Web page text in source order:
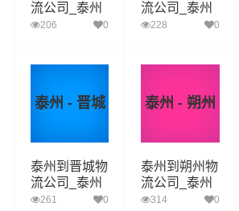
流公司_泰州
到大同货运_
206 0
流公司_泰州
到阳泉货运_
228 0
泰州 - 晋城
泰州到晋城物
流公司_泰州
到晋城货运_
261 0
泰州 - 朔州
泰州到朔州物
流公司_泰州
到朔州货运_
314 0